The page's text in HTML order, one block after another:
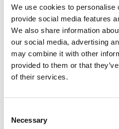
We use cookies to personalise
provide social media features
We also share information
our social media, advertising
may combine it with other
provided to them or that
of their services.
Selection
Necessary
ore dopo il tramonto –
problema dell’intermittenza
Certo, costruire una struttura
queste condizioni geografiche
sfida, peraltro possibile come
Ottobre. Tant’è che, per
installati sistemi specializzati